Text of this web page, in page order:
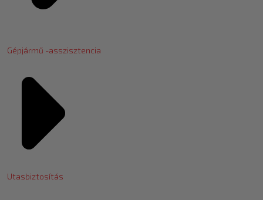
Gépjármű -asszisztencia
Utasbiztosítás